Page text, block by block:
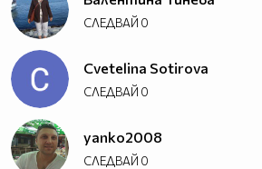
СЛЕДВАЙ 0
Cvetelina Sotirova
СЛЕДВАЙ 0
yanko2008
СЛЕДВАЙ 0